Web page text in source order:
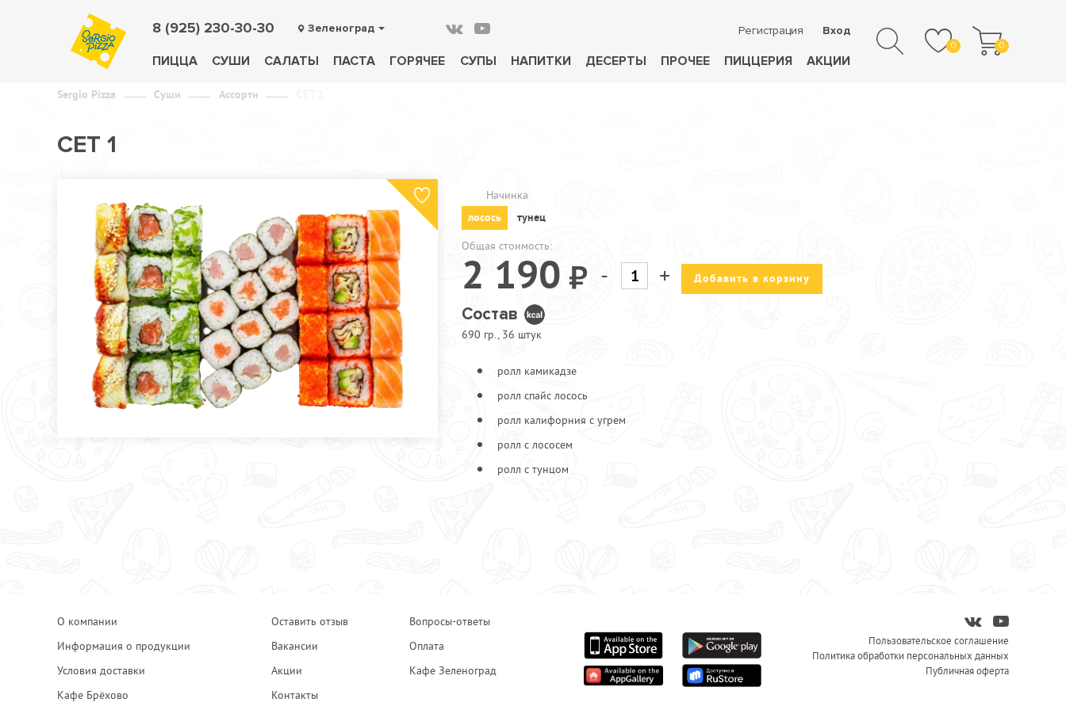
0 0
8 (925) 230-30-30 Зеленоград
ПИЦЦА СУШИ САЛАТЫ ПАСТА ГОРЯЧЕЕ СУПЫ НАПИТКИ ДЕСЕРТЫ ПРОЧЕЕ ПИЦЦЕРИЯ АКЦИИ
Регистрация Вход
Sergio Pizza Суши Ассорти
СЕТ 1
Начинка
лосось
тунец
Общая стоимость:
2 190 - + Добавить в корзину
Состав
690 гр., 36 штук
ролл камикадзе
ролл спайс лосось
ролл калифорния с угрем
ролл с лососем
ролл с тунцом
О компании Оставить отзыв
Вопросы-ответы
Информация о продукции
Вакансии
Оплата
Условия доставки
Акции
Кафе Зеленоград
Кафе Брёхово
Контакты
Пользовательское соглашение
Политика обработки персональных данных
Публичная оферта